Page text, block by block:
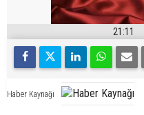
21:11
Haber Kaynağı